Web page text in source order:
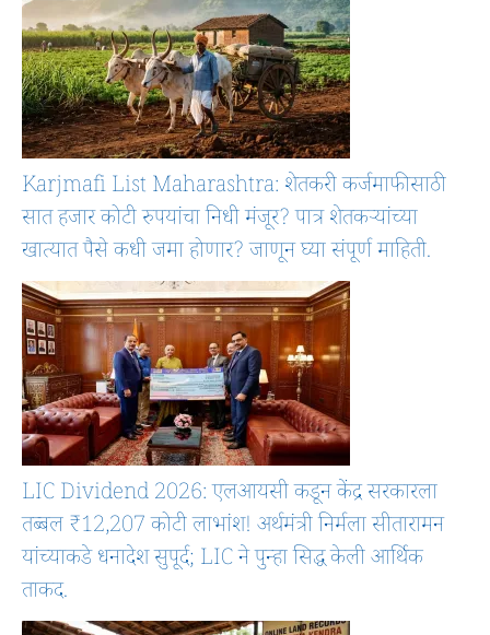
Karjmafi List Maharashtra: शेतकरी कर्जमाफीसाठी
सात हजार कोटी रुपयांचा निधी मंजूर? पात्र शेतकऱ्यांच्या
खात्यात पैसे कधी जमा होणार? जाणून घ्या संपूर्ण माहिती.
LIC Dividend 2026: एलआयसी कडून केंद्र सरकारला
तब्बल ₹12,207 कोटी लाभांश! अर्थमंत्री निर्मला सीतारामन
यांच्याकडे धनादेश सुपूर्द; LIC ने पुन्हा सिद्ध केली आर्थिक
ताकद.